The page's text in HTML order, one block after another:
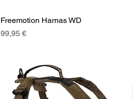
Freemotion Harnas WD
Prix
99,95 €